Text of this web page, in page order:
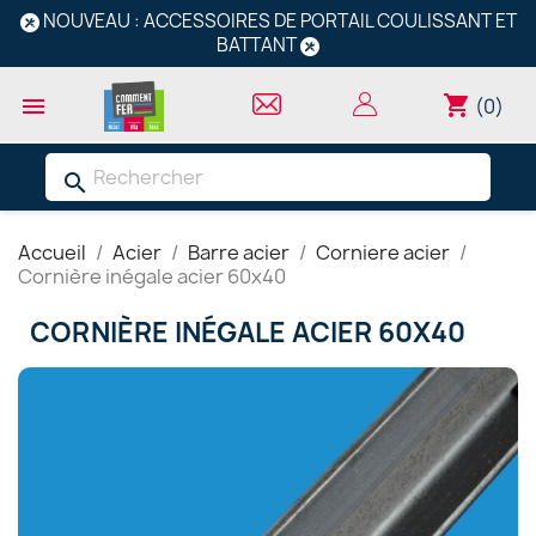
NOUVEAU : ACCESSOIRES DE PORTAIL COULISSANT ET
BATTANT
 shopping_cart (0)
search
Accueil Acier Barre acier
Corniere acier
Cornière inégale acier 60x40
CORNIÈRE INÉGALE ACIER 60X40